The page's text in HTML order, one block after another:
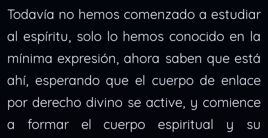
Todavía no hemos comenzado a estudiar
al espíritu, solo lo hemos conocido en la
mínima expresión, ahora saben que está
ahí, esperando que el cuerpo de enlace
por derecho divino se active, y comience
a formar el cuerpo espiritual y su